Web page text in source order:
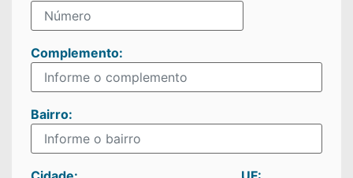
Complemento:
Bairro: